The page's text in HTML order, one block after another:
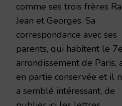
comme ses trois frères
Jean et Georges. Sa
correspondance avec ses
parents, qui habitent le 7e
arrondissement de Paris,
en partie conservée et il
a semblé intéressant, de